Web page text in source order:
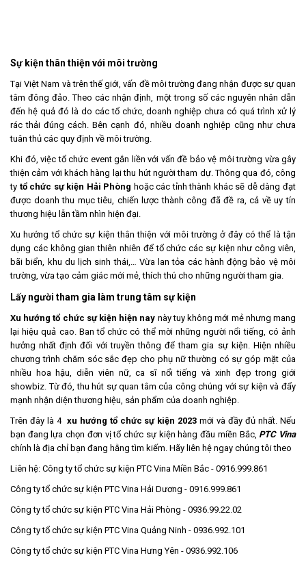
Sự kiện thân thiện với môi trường
Tại Việt Nam và trên thế giới, vấn đề môi trường đang nhận được sự quan
tâm đông đảo. Theo các nhận định, một trong số các nguyên nhân dẫn
đến hệ quả đó là do các tổ chức, doanh nghiệp chưa có quá trình xử lý
rác thải đúng cách. Bên cạnh đó, nhiều doanh nghiệp cũng như chưa
tuân thủ các quy định về môi trường.
Khi đó, việc tổ chức event gắn liền với vấn đề bảo vệ môi trường vừa gây
thiện cảm với khách hàng lại thu hút người tham dự. Thông qua đó, công
ty tổ chức sự kiện Hải Phòng hoặc các tỉnh thành khác sẽ dễ dàng đạt
được doanh thu mục tiêu, chiến lược thành công đã đề ra, cả về uy tín
thương hiệu lẫn tầm nhìn hiện đại.
Xu hướng tổ chức sự kiện thân thiện với môi trường ở đây có thể là tận
dụng các không gian thiên nhiên để tổ chức các sự kiện như công viên,
bãi biển, khu du lịch sinh thái,… Vừa lan tỏa các hành động bảo vệ môi
trường, vừa tạo cảm giác mới mẻ, thích thú cho những người tham gia.
Lấy người tham gia làm trung tâm sự kiện
Xu hướng tổ chức sự kiện hiện nay này tuy không mới mẻ nhưng mang
lại hiệu quả cao. Ban tổ chức có thể mời những người nổi tiếng, có ảnh
hưởng nhất định đối với truyền thông để tham gia sự kiện. Hiện nhiều
chương trình chăm sóc sắc đẹp cho phụ nữ thường có sự góp mặt của
nhiều hoa hậu, diễn viên nữ, ca sĩ nổi tiếng và xinh đẹp trong giới
showbiz. Từ đó, thu hút sự quan tâm của công chúng với sự kiện và đẩy
mạnh nhận diện thương hiệu, sản phẩm của doanh nghiệp.
Trên đây là 4 xu hướng tổ chức sự kiện 2023 mới và đầy đủ nhất. Nếu
bạn đang lựa chọn đơn vị tổ chức sự kiện hàng đầu miền Bắc, PTC Vina
chính là địa chỉ bạn đang hằng tìm kiếm. Hãy liên hệ ngay chúng tôi theo
Liên hệ: Công ty tổ chức sự kiện PTC Vina Miền Bắc - 0916.999.861
Công ty tổ chức sự kiện PTC Vina Hải Dương - 0916.999.861
Công ty tổ chức sự kiện PTC Vina Hải Phòng - 0936.99.22.02
Công ty tổ chức sự kiện PTC Vina Quảng Ninh - 0936.992.101
Công ty tổ chức sự kiện PTC Vina Hưng Yên - 0936.992.106